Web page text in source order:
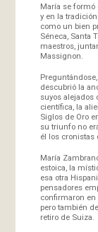
María se formó
y en la
como un bien
Séneca, Santa
maestros,
Massignon.
descubrió la
suyos alejados
científica, la
Siglos de Oro
su triunfo no
él los cronistas
María
estoica, la
esa otra
pensadores
confirmaron en
pero también
retiro de Suiza.